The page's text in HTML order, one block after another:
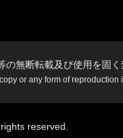
無断転載及び使用を固く
or any form of reproduction
reserved.